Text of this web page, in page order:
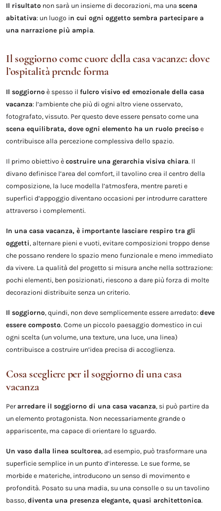
Il risultato non sarà un insieme di decorazioni, ma una scena
abitativa: un luogo in cui ogni oggetto sembra partecipare a
una narrazione più ampia.
Il soggiorno come cuore della casa vacanze: dove
l’ospitalità prende forma
Il soggiornoè spesso il fulcro visivo ed emozionale della casa
vacanza: l’ambiente che più di ogni altro viene osservato,
fotografato, vissuto. Per questo deve essere pensato come una
scena equilibrata, dove ogni elemento ha un ruolo precisoe
contribuisce alla percezione complessiva dello spazio.
Il primo obiettivo ècostruire una gerarchia visiva chiara. Il
divano definisce l’area del comfort, il tavolino crea il centro della
composizione, la luce modella l’atmosfera, mentre pareti e
superfici d’appoggio diventano occasioni per introdurre carattere
attraverso i complementi.
In una casa vacanza, è importante lasciare respiro tra gli
oggetti, alternare pieni e vuoti, evitare composizioni troppo dense
che possano rendere lo spazio meno funzionale e meno immediato
da vivere. La qualità del progetto si misura anche nella sottrazione:
pochi elementi, ben posizionati, riescono a dare più forza di molte
decorazioni distribuite senza un criterio.
Il soggiorno, quindi, non deve semplicemente essere arredato:deve
essere composto. Come un piccolo paesaggio domestico in cui
ogni scelta (un volume, una texture, una luce, una linea)
contribuisce a costruire un’idea precisa di accoglienza.
Cosa scegliere per il soggiorno di una casa
vacanza
Perarredare il soggiorno di una casa vacanza, si può partire da
un elemento protagonista. Non necessariamente grande o
appariscente, ma capace di orientare lo sguardo.
Un vaso dalla linea scultorea, ad esempio, può trasformare una
superficie semplice in un punto d’interesse. Le sue forme, se
morbide e materiche, introducono un senso di movimento e
profondità. Posato su una madia, su una consolle o su un tavolino
basso,diventa una presenza elegante, quasi architettonica.